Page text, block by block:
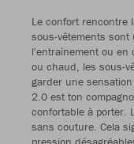
Le confort rencontre
sous-vêtements sont
l'entraînement ou en
ou chaud, les sous-
garder une
2.0 est ton
confortable à porter.
sans couture. Cela